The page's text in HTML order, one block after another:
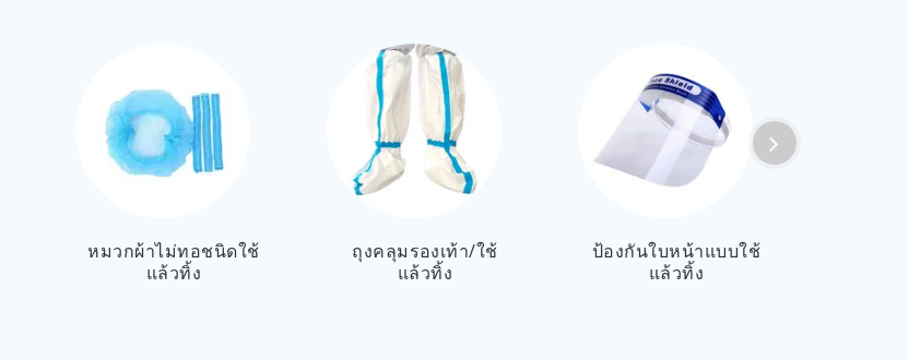
หมวกผ้าไม่ทอชนิดใช้
แล้วทิ้ง
ถุงคลุมรองเท้า/ใช้
แล้วทิ้ง
ป้องกันใบหน้าแบบใช้
แล้วทิ้ง